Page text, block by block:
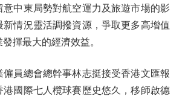
意中東局勢對航空運力及旅遊市場的影
新情況靈活調撥資源，爭取更多高增值
揮最大的經濟效益。
總會總幹事林志挺接受香港文匯報
港國際七人欖球賽歷史悠久，移師啟德